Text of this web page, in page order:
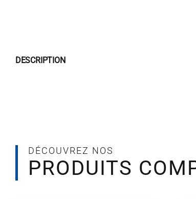
DESCRIPTION
DÉCOUVREZ NOS
PRODUITS